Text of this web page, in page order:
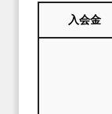
入会金